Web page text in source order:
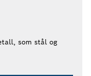
som stål og